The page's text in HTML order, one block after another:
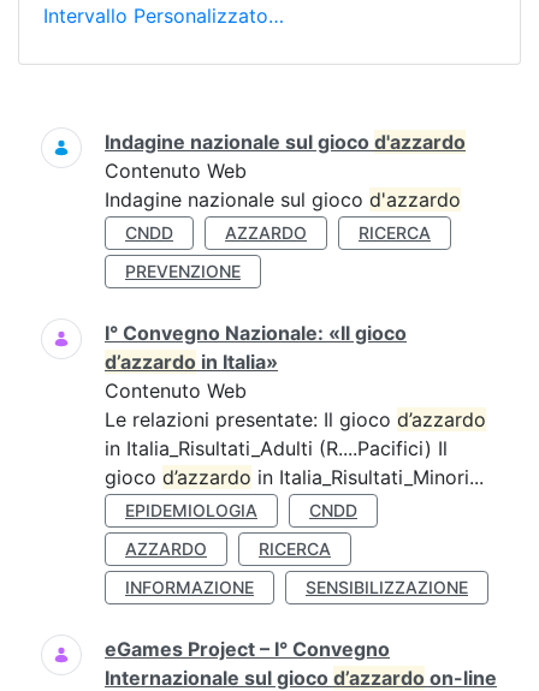
Intervallo Personalizzato…
Ricerca
Indagine nazionale sul gioco d'azzardo
Contenuto Web
Indagine nazionale sul gioco d'azzardo
CNDD AZZARDO
RICERCA
PREVENZIONE
I° Convegno Nazionale: «Il gioco
d’azzardo in Italia»
Contenuto Web
Le relazioni presentate: Il gioco d’azzardo
in Italia_Risultati_Adulti (R....Pacifici) Il
gioco d’azzardo in Italia_Risultati_Minori...
EPIDEMIOLOGIA
CNDD
AZZARDO
RICERCA
INFORMAZIONE
SENSIBILIZZAZIONE
eGames Project – I° Convegno
Internazionale sul gioco d’azzardo on-line